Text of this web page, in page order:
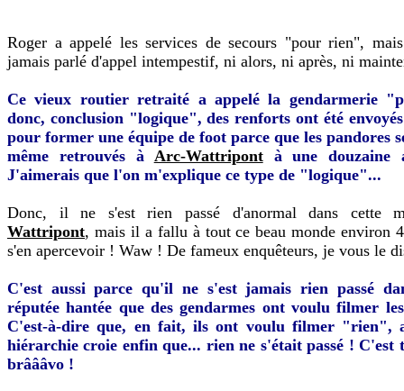
Roger a appelé les services de secours "pour rien",
jamais parlé d'appel intempestif, ni alors, ni après, ni
Ce vieux routier retraité a appelé la gendarmerie
donc, conclusion "logique", des renforts ont été
pour former une équipe de foot parce que les pandores
même retrouvés à Arc-Wattripontà une douzaine
J'aimerais que l'on m'explique ce type de "logique"...
Donc, il ne s'est rien passé d'anormal dans cette
Wattripont, mais il a fallu à tout ce beau monde environ
s'en apercevoir ! Waw ! De fameux enquêteurs, je vous le
C'est aussi parce qu'il ne s'est jamais rien passé
réputée hantée que des gendarmes ont voulu filmer
C'est-à-dire que, en fait, ils ont voulu filmer "rien",
hiérarchie croie enfin que... rien ne s'était passé ! C'est
brâââvo !